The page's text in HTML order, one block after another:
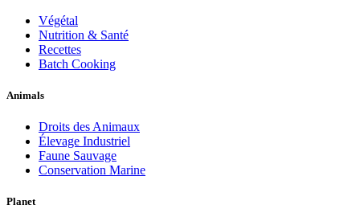
Végétal
Nutrition & Santé
Recettes
Batch Cooking
Animals
Droits des Animaux
Élevage Industriel
Faune Sauvage
Conservation Marine
Planet